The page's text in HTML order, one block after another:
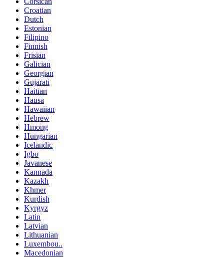
Croatian
Dutch
Estonian
Filipino
Finnish
Frisian
Galician
Georgian
Gujarati
Haitian
Hausa
Hawaiian
Hebrew
Hmong
Hungarian
Icelandic
Igbo
Javanese
Kannada
Kazakh
Khmer
Kurdish
Kyrgyz
Latin
Latvian
Lithuanian
Luxembou..
Macedonian